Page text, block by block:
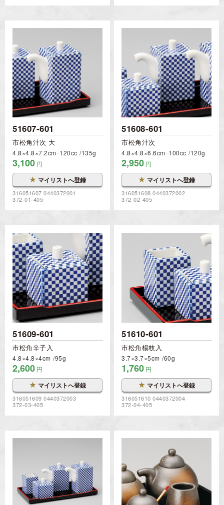
51607-601
市松角汁次 大
4.8×4.8×7.2cm･120cc 135g
3,100 円
★ マイリストへ登録
316051607 0440372001
372-01-405
51608-601
市松角汁次
4.8×4.8×6.6cm･100cc 120g
2,950 円
★ マイリストへ登録
316051608 0440372002
372-02-405
51609-601
市松角辛子入
4.8×4.8×4cm 95g
2,600 円
★ マイリストへ登録
316051609 0440372003
372-03-405
51610-601
市松角楊枝入
3.7×3.7×5cm 60g
1,760 円
★ マイリストへ登録
316051610 0440372004
372-04-405